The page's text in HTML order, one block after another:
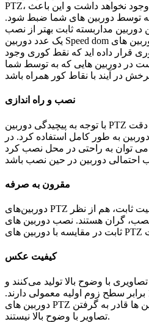
PTZ، احتمال نقاط کور زیادی وجود نخواهد داشت و این باعث
توسط دوربین های شما ضبط شود.
دوربین مداربسته ثابت بهتر از نصب
یک عدد دوربین Speed dom میباشد چرا که شما دوربین های
قرار داده اید که نقط کوری وجود
در دوربین هایی که به توسط شما
نصب و راه اندازی
با توجه به پیچیدگی دوربین PTZ و قابلیت جابجایی آن، نیاز به دقت
به طور کامل استفاده کرد. در
می توان به راحتی در محل نصب کرد
مقرون به صرفه
دوربین‌های PTZ در مقایسه با دوربین‌های موقعیت ثابت، هم از نظر
گران هستند. نصب دوربین های
کیفیت عکس
با وضوح بالا تولید می‌کنند و
توانایی بزرگ‌نمایی فراتر از 18 برابر سطح زوم اولیه معمولی دارند.
دوربین های PTZ به دلیل قابلیت حرکتی دوربین ها قادر به گرفتن
تصاویر با وضوح بالا نیستند.